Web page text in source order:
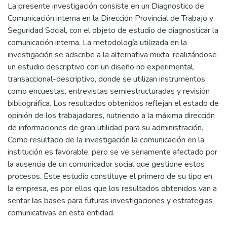
La presente investigación consiste en un Diagnostico de
Comunicación interna en la Dirección Provincial de Trabajo y
Seguridad Social, con el objeto de estudio de diagnosticar la
comunicación interna. La metodología utilizada en la
investigación se adscribe a la alternativa mixta, realizándose
un estudio descriptivo con un diseño no experimental,
transaccional-descriptivo, donde se utilizan instrumentos
como encuestas, entrevistas semiestructuradas y revisión
bibliográfica. Los resultados obtenidos reflejan el estado de
opinión de los trabajadores, nutriendo a la máxima dirección
de informaciones de gran utilidad para su administración.
Como resultado de la investigación la comunicación en la
institución es favorable, pero se ve seriamente afectado por
la ausencia de un comunicador social que gestione estos
procesos. Este estudio constituye el primero de su tipo en
la empresa, es por ellos que los resultados obtenidos van a
sentar las bases para futuras investigaciones y estrategias
comunicativas en esta entidad.